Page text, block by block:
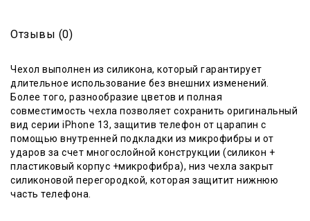
Отзывы (0)
Чехол выполнен из силикона, который гарантирует
длительное использование без внешних изменений.
Более того, разнообразие цветов и полная
совместимость чехла позволяет сохранить оригинальный
вид серии iPhone 13, защитив телефон от царапин с
помощью внутренней подкладки из микрофибры и от
ударов за счет многослойной конструкции (силикон +
пластиковый корпус +микрофибра), низ чехла закрыт
силиконовой перегородкой, которая защитит нижнюю
часть телефона.